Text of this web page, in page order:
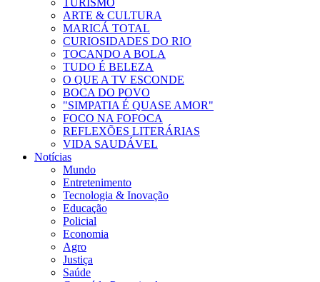
TURISMO
ARTE & CULTURA
MARICÁ TOTAL
CURIOSIDADES DO RIO
TOCANDO A BOLA
TUDO É BELEZA
O QUE A TV ESCONDE
BOCA DO POVO
"SIMPATIA É QUASE AMOR"
FOCO NA FOFOCA
REFLEXÕES LITERÁRIAS
VIDA SAUDÁVEL
Notícias
Mundo
Entretenimento
Tecnologia & Inovação
Educação
Policial
Economia
Agro
Justiça
Saúde